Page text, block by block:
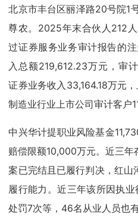
北京市丰台区丽泽路20号院1
尊农。2025年末合伙人212
过证券服务业务审计报告的
入总额219,612.23万元，审
证券业务收入33,164.18万元
制造业行业上市公司审计客户
中兴华计提职业风险基金
赔偿限额10,000万元。近三
案已完结且已履行判决，红山
履行能力。近三年该所因执
处罚7次等，46名从业人员也